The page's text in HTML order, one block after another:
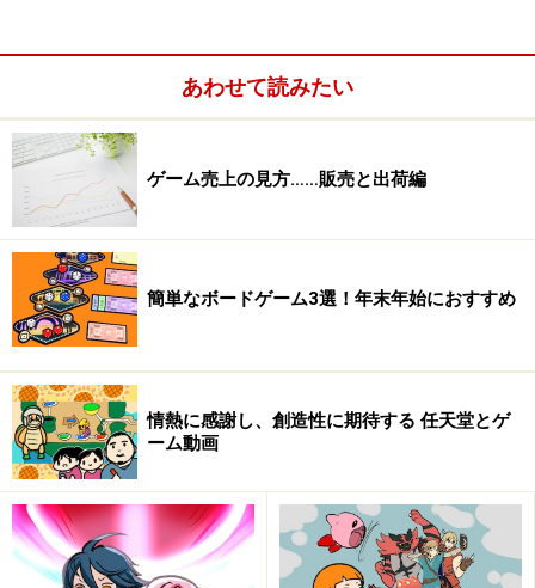
でも、10年経ったからこそ、あのハードの偉大さがよく
理解できるようになった、そんな風に感じることがあり
ます。ここでちょっと、あの懐かしい時代、ドリームキ
ャストの思い出話をしてみたいと思います。
真夜中に繋げたオンラインの感動
フキダシで他のプレイヤーと会話するのが非常にユニーク
で、楽しかったPSO。今でも続編が発売され続けています。
ドリームキャスト最大の特徴は、オンラインに接続する
あわせて読みたい
ゲーム売上の見方……販売と出荷編
簡単なボードゲーム3選！年末年始におすすめ
情熱に感謝し、創造性に期待する 任天堂とゲ
ーム動画